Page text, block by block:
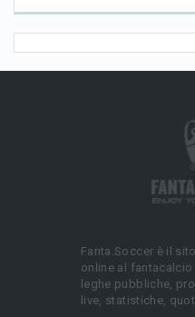
Fanta.Soccer è il
online al fantacalcio
leghe pubbliche,
live, statistiche,